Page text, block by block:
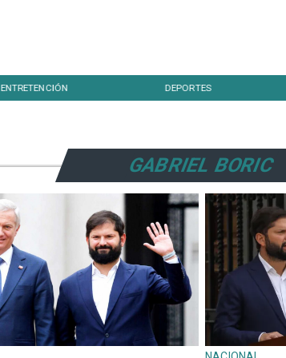
ENTRETENCIÓN DEPORTES
GABRIEL BORIC